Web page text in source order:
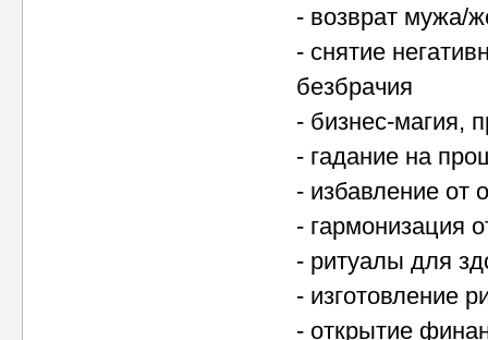
- возврат мужа/
- снятие
безбрачия
- бизнес-магия,
- гадание на
- избавление от
- гармонизация
- ритуалы для
- изготовление
- открытие